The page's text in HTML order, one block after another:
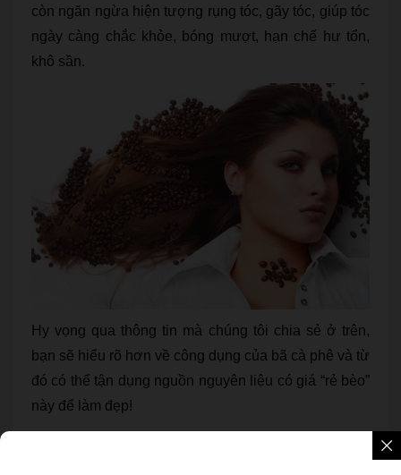
còn ngăn ngừa hiện tượng rụng tóc, gãy tóc, giúp tóc
ngày càng chắc khỏe, bóng mượt, hạn chế hư tổn,
khô sần.
Hy vọng qua thông tin mà chúng tôi chia sẻ ở trên,
bạn sẽ hiểu rõ hơn về công dụng của bã cà phê và từ
đó có thể tận dụng nguồn nguyên liệu có giá “rẻ bèo”
này để làm đẹp!